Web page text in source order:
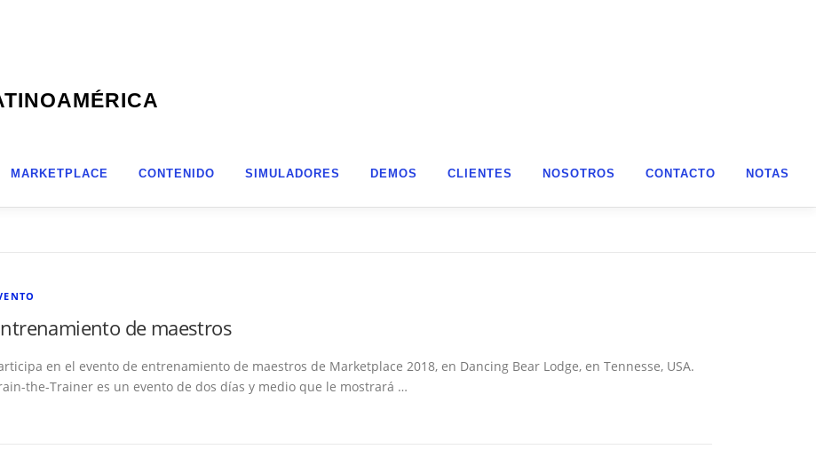
MARKETPLACE CONTENIDO SIMULADORES DEMOS CLIENTES NOSOTROS CONTACTO NOTAS
de maestros
en el evento de entrenamiento de maestros de Marketplace 2018, en Dancing Bear Lodge, en Tennesse, USA.
the-Trainer es un evento de dos días y medio que le mostrará …